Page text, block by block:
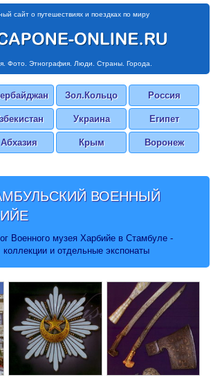
сайт о путешествиях и поездках по миру
Фото. Этнография. Люди. Страны. Города.
Зол.Кольцо Россия
Украина Египет
Абхазия Крым Воронеж
ВОЕННЫЙ
Военного музея Харбийе в Стамбуле -
коллекции и отдельные экспонаты